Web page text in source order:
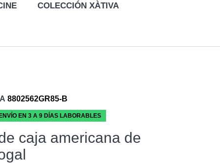
COLECCIÓN XÀTIVA
8802562GR85-B
EN 3 A 9 DÍAS LABORABLES
caja americana de